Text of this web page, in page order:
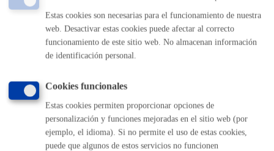
Igualdad y Casa de las Mujeres
ONLINE
PRESENCIAL
MÁQUINA
Votación online de las obras del certamen infantil y juvenil Arte
y Derechos Humanos
Estas cookies son necesarias para el funcionamiento de nuestra
web. Desactivar estas cookies puede afectar al correcto
funcionamiento de este sitio web. No almacenan información
de identificación personal.
Cookies funcionales
Estas cookies permiten proporcionar opciones de
personalización y funciones mejoradas en el sitio web (por
ejemplo, el idioma). Si no permite el uso de estas cookies,
puede que algunos de estos servicios no funcionen